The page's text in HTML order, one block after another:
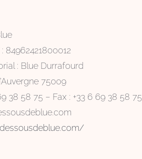
84962421800012
: Blue Durrafourd
75009
38 58 75 – Fax : +33 6 69 38 58 75